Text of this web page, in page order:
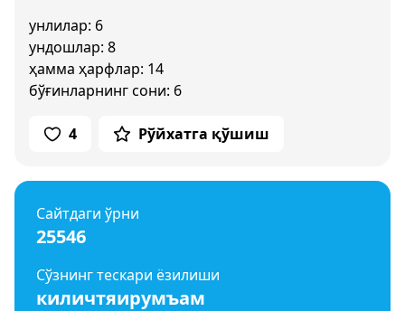
унлилар: 6
ундошлар: 8
ҳамма ҳарфлар: 14
бўғинларнинг сони: 6
4 Рўйхатга қўшиш
Сайтдаги ўрни
25546
Сўзнинг тескари ёзилиши
киличтяирумъам